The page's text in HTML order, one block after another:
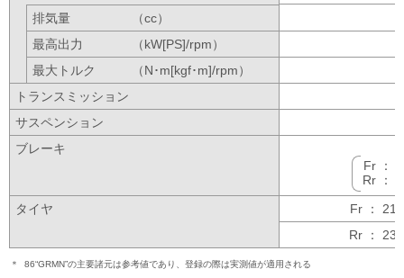
排気量
（cc）
最高出力
（kW[PS]/rpm）
最大トルク
（N･m[kgf･m]/rpm）
トランスミッション
サスペンション
ブレーキ
Fr ：
Rr ：
タイヤ
Fr ：
Rr ：
＊ 86“GRMN”の主要諸元は参考値であり、登録の際は実測値が適用される